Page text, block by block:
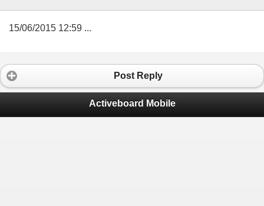
15/06/2015 12:59 ...
Post Reply
Activeboard Mobile